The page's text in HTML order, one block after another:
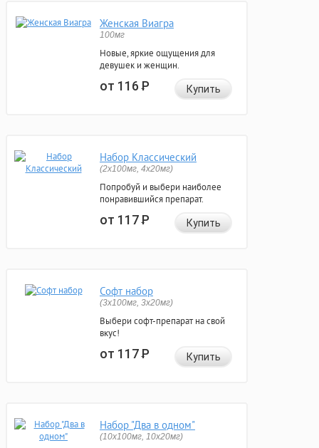
Женская Виагра
100мг
Новые, яркие ощущения для
девушек и женщин.
от 116Р Купить
Набор Классический
(2x100мг, 4x20мг)
Попробуй и выбери наиболее
понравившийся препарат.
от 117Р Купить
Софт набор
(3x100мг, 3x20мг)
Выбери софт-препарат на свой
вкус!
от 117Р Купить
Набор "Два в одном"
(10x100мг, 10x20мг)